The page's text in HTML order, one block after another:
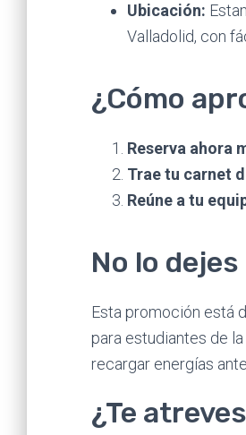
Ubicación:
Valladolid, con
¿Cómo
Reserva ahora
Trae tu carnet
Reúne a tu
No lo
Esta promoción está
para estudiantes de
recargar energías
¿Te